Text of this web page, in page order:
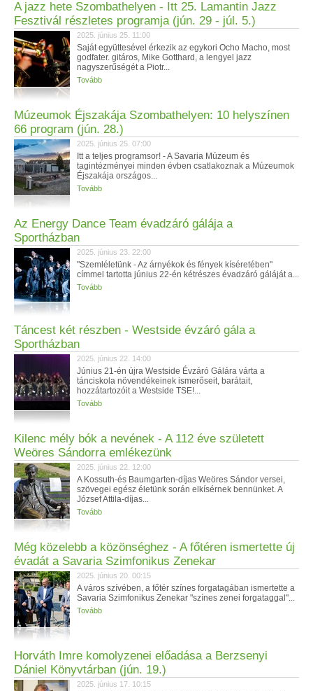
A jazz hete Szombathelyen - Itt 25. Lamantin Jazz
Fesztivál részletes programja (jún. 29 - júl. 5.)
2025. június 25. 11:00
Saját együttesével érkezik az egykori Ocho Macho, most
godfater. gitáros, Mike Gotthard, a lengyel jazz
nagyszerűségét a Piotr...
Tovább
Múzeumok Éjszakája Szombathelyen: 10 helyszínen
66 program (jún. 28.)
2025. június 25. 07:00
Itt a teljes programsor! - A Savaria Múzeum és
tagintézményei minden évben csatlakoznak a Múzeumok
Éjszakája országos...
Tovább
Az Energy Dance Team évadzáró gálája a
Sportházban
2025. június 23. 22:00
"Szemléletünk - Az árnyékok és fények kíséretében"
címmel tartotta június 22-én kétrészes évadzáró gáláját a...
Tovább
Táncest két részben - Westside évzáró gála a
Sportházban
2025. június 22. 14:00
Június 21-én újra Westside Évzáró Gálára várta a
tánciskola növendékeinek ismerőseit, barátait,
hozzátartozóit a Westside TSE!...
Tovább
Kilenc mély bók a nevének - A 112 éve született
Weöres Sándorra emlékezünk
2025. június 22. 12:00
A Kossuth-és Baumgarten-díjas Weöres Sándor versei,
szövegei egész életünk során elkísérnek bennünket. A
József Attila-díjas...
Tovább
Még közelebb a közönséghez - A főtéren ismertette új
évadát a Savaria Szimfonikus Zenekar
2025. június 20. 00:15
A város szívében, a főtér színes forgatagában ismertette a
Savaria Szimfonikus Zenekar "színes zenei forgataggal"...
Tovább
Horváth Imre komolyzenei előadása a Berzsenyi
Dániel Könyvtárban (jún. 19.)
2025. június 17. 10:15